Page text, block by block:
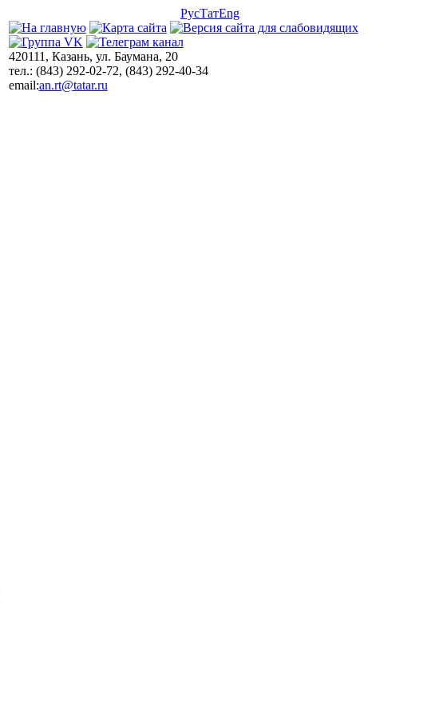
РусТатEng
420111, Казань, ул. Баумана, 20
тел.: (843) 292-02-72, (843) 292-40-34
email:an.rt@tatar.ru